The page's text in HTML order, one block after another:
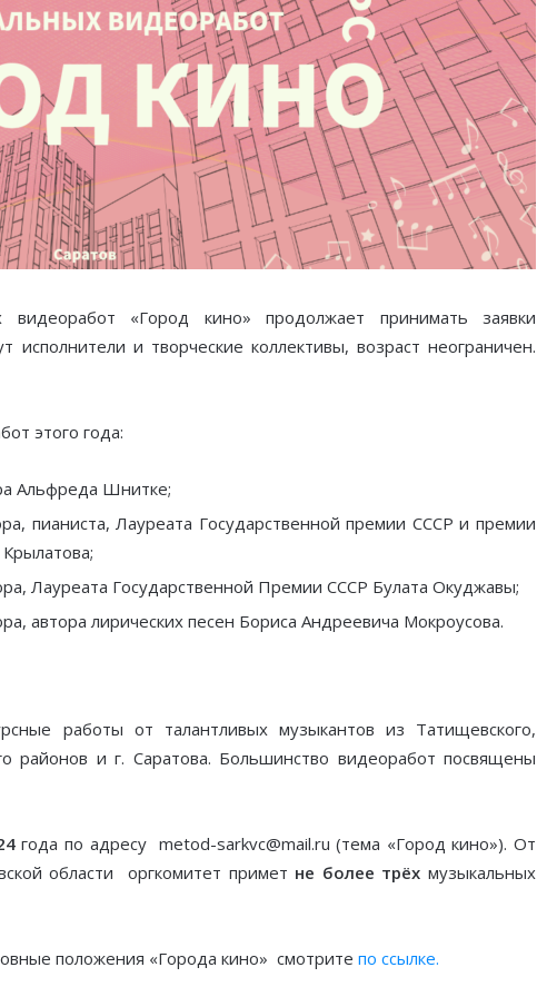
видеоработ «Город кино» продолжает принимать заявки
исполнители и творческие коллективы, возраст неограничен.
этого года:
Альфреда Шнитке;
пианиста, Лауреата Государственной премии СССР и премии
Лауреата Государственной Премии СССР Булата Окуджавы;
автора лирических песен Бориса Андреевича Мокроусова.
работы от талантливых музыкантов из Татищевского,
районов и г. Саратова. Большинство видеоработ посвящены
года по адресу metod-sarkvc@mail.ru (тема «Город кино»). От
области оргкомитет примет не более трёх музыкальных
положения «Города кино» смотрите по ссылке.